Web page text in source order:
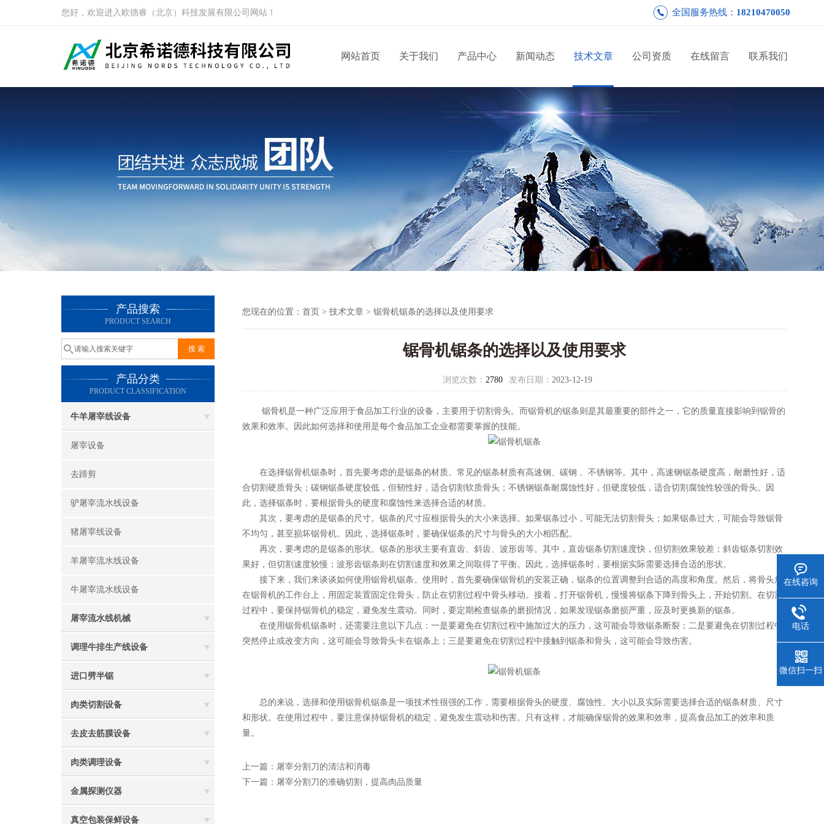
您好，欢迎进入欧德睿（北京）科技发展有限公司网站！ 全国服务热线： 18210470050
网站首页 关于我们 产品中心 新闻动态 技术文章 公司资质 在线留言 联系我们
产品搜索
PRODUCT SEARCH
产品分类
PRODUCT CLASSIFICATION
牛羊屠宰线设备
屠宰设备
去蹄剪
驴屠宰流水线设备
猪屠宰线设备
羊屠宰流水线设备
牛屠宰流水线设备
屠宰流水线机械
调理牛排生产线设备
进口劈半锯
肉类切割设备
去皮去筋膜设备
肉类调理设备
金属探测仪器
真空包装保鲜设备
您现在的位置： 首页 > 技术文章 > 锯骨机锯条的选择以及使用要求
锯骨机锯条的选择以及使用要求
浏览次数： 2780 发布日期： 2023-12-19
锯骨机是一种广泛应用于食品加工行业的设备，主要用于切割骨头。而锯骨机的锯条则是其最重要的部件之一，它的质量直接影响到锯骨的
效果和效率。因此如何选择和使用是每个食品加工企业都需要掌握的技能。
在选择锯骨机锯条时，首先要考虑的是锯条的材质。常见的锯条材质有高速钢、碳钢 、不锈钢等。其中，高速钢锯条硬度高，耐磨性好，适
合切割硬质骨头；碳钢锯条硬度较低，但韧性好，适合切割软质骨头；不锈钢锯条耐腐蚀性好，但硬度较低，适合切割腐蚀性较强的骨头。因
此，选择锯条时，要根据骨头的硬度和腐蚀性来选择合适的材质。
其次，要考虑的是锯条的尺寸。锯条的尺寸应根据骨头的大小来选择。如果锯条过小，可能无法切割骨头；如果锯条过大，可能会导致锯骨
不均匀，甚至损坏锯骨机。因此，选择锯条时，要确保锯条的尺寸与骨头的大小相匹配。
再次，要考虑的是锯条的形状。锯条的形状主要有直齿、斜齿、波形齿等。其中，直齿锯条切割速度快，但切割效果较差；斜齿锯条切割效
果好，但切割速度较慢；波形齿锯条则在切割速度和效果之间取得了平衡。因此，选择锯条时，要根据实际需要选择合适的形状。
接下来，我们来谈谈如何使用锯骨机锯条。使用时，首先要确保锯骨机的安装正确，锯条的位置调整到合适的高度和角度。然后，将骨头放
在锯骨机的工作台上，用固定装置固定住骨头，防止在切割过程中骨头移动。接着，打开锯骨机，慢慢将锯条下降到骨头上，开始切割。在切割
过程中，要保持锯骨机的稳定，避免发生震动。同时，要定期检查锯条的磨损情况，如果发现锯条磨损严重，应及时更换新的锯条。
在使用锯骨机锯条时，还需要注意以下几点：一是要避免在切割过程中施加过大的压力，这可能会导致锯条断裂；二是要避免在切割过程中
突然停止或改变方向，这可能会导致骨头卡在锯条上；三是要避免在切割过程中接触到锯条和骨头，这可能会导致伤害。
总的来说，选择和使用锯骨机锯条是一项技术性很强的工作，需要根据骨头的硬度、腐蚀性、大小以及实际需要选择合适的锯条材质、尺寸
和形状。在使用过程中，要注意保持锯骨机的稳定，避免发生震动和伤害。只有这样，才能确保锯骨的效果和效率，提高食品加工的效率和质
量。
上一篇： 屠宰分割刀的清洁和消毒
下一篇： 屠宰分割刀的准确切割，提高肉品质量
在线咨询
电话
微信扫一扫